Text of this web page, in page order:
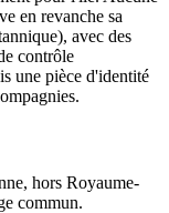
en revanche sa
avec des
contrôle
une pièce d'identité
hors Royaume-
commun.